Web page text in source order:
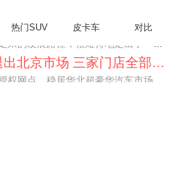
热门SUV 皮卡车 对比
阿斯顿·马丁退出北京市场 三家门店全部关闭